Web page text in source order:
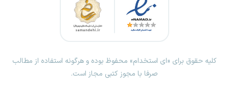
کلیه حقوق برای «ای استخدام» محفوظ بوده و هرگونه استفاده از مطالب
صرفا با مجوز کتبی مجاز است.